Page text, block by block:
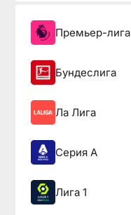
Премьер-лига
Бундеслига
Ла Лига
Серия А
Лига 1